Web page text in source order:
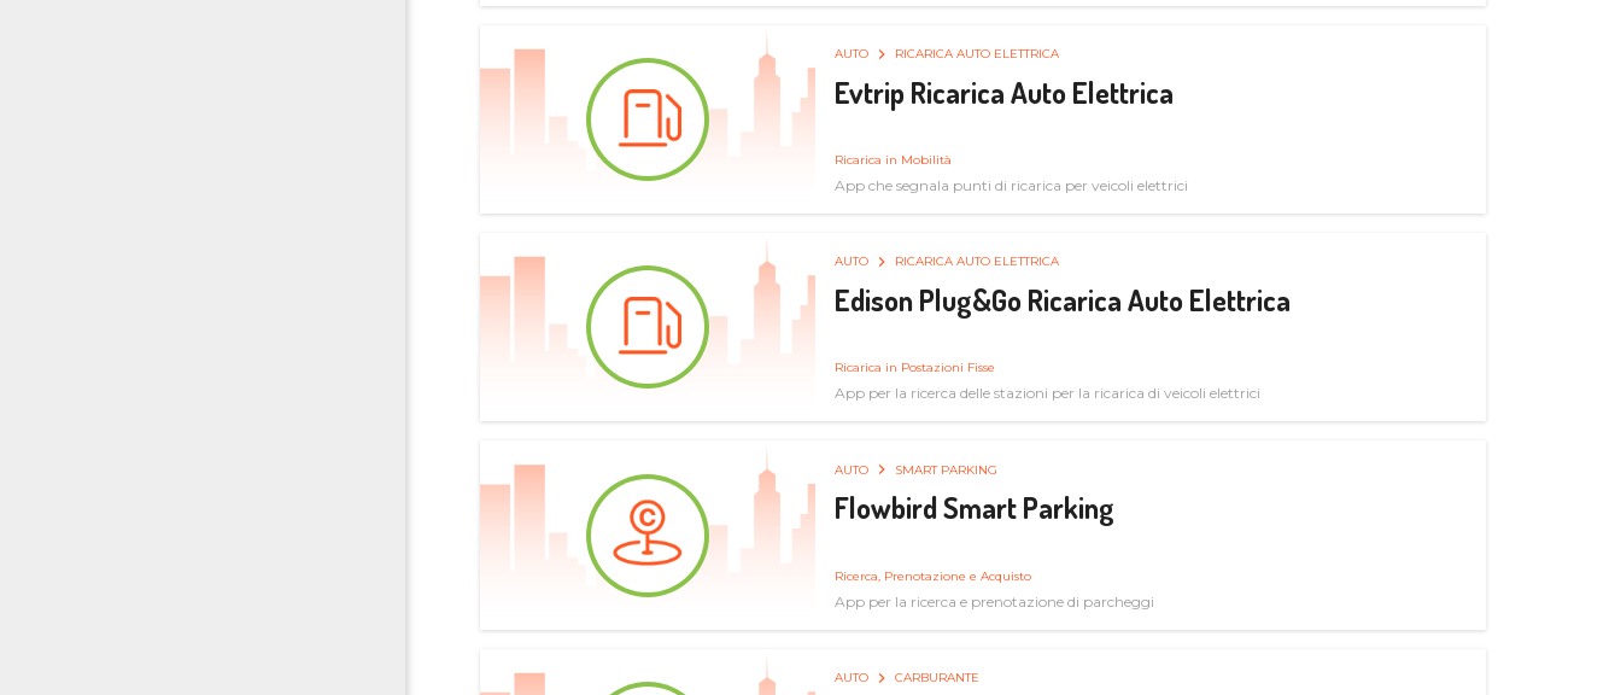
AUTO RICARICA AUTO ELETTRICA
Evtrip Ricarica Auto Elettrica
Ricarica in Mobilità
App che segnala punti di ricarica per veicoli elettrici
AUTO RICARICA AUTO ELETTRICA
Edison Plug&Go Ricarica Auto Elettrica
Ricarica in Postazioni Fisse
App per la ricerca delle stazioni per la ricarica di veicoli elettrici
AUTO SMART PARKING
Flowbird Smart Parking
Ricerca, Prenotazione e Acquisto
App per la ricerca e prenotazione di parcheggi
AUTO CARBURANTE